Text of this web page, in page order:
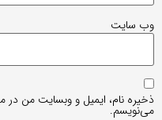
وب‌ سایت
ذخیره نام، ایمیل و وبسایت من در
می‌نویسم.